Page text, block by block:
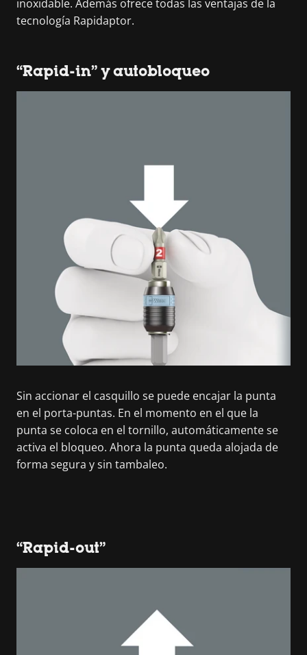
inoxidable. Además ofrece todas las ventajas de la
tecnología Rapidaptor.
“Rapid-in” y autobloqueo
Sin accionar el casquillo se puede encajar la punta
en el porta-puntas. En el momento en el que la
punta se coloca en el tornillo, automáticamente se
activa el bloqueo. Ahora la punta queda alojada de
forma segura y sin tambaleo.
“Rapid-out”